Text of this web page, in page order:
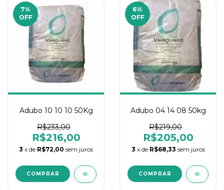
7%
OFF
Adubo 10 10 10 50Kg
R$233,00
R$216,00
3 x de R$72,00 sem juros
6%
OFF
Adubo 04 14 08 50kg
R$219,00
R$205,00
3 x de R$68,33 sem juros